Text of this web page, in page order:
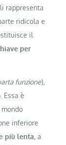
rappresenta
ridicola e
il
per
funzione),
. Essa è
inferiore
più lenta, a